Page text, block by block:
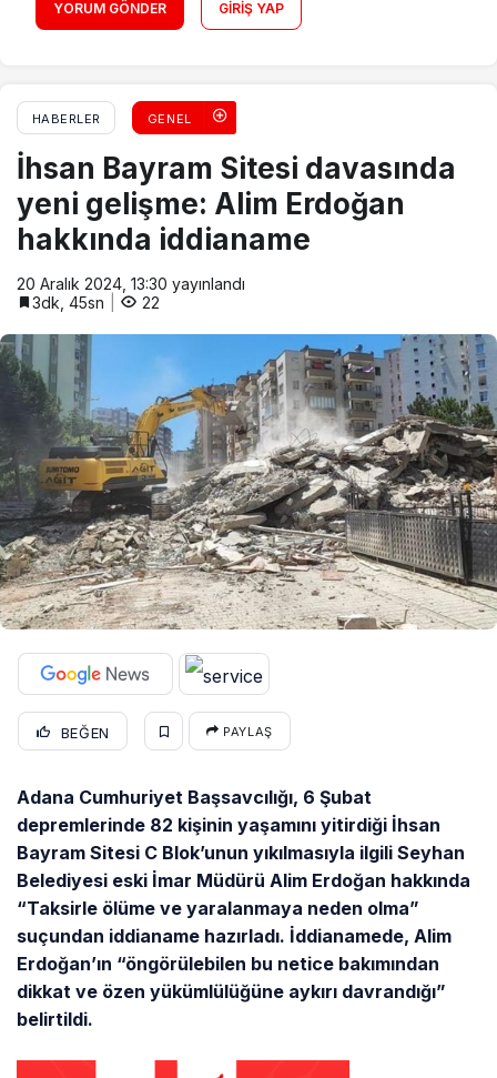
YORUM GÖNDER GIRIŞ YAP
HABERLER GENEL
İhsan Bayram Sitesi davasında
yeni gelişme: Alim Erdoğan
hakkında iddianame
20 Aralık 2024, 13:30 yayınlandı
3dk, 45sn
22
BEĞEN PAYLAŞ
Adana Cumhuriyet Başsavcılığı, 6 Şubat
depremlerinde 82 kişinin yaşamını yitirdiği İhsan
Bayram Sitesi C Blok’unun yıkılmasıyla ilgili Seyhan
Belediyesi eski İmar Müdürü Alim Erdoğan hakkında
“Taksirle ölüme ve yaralanmaya neden olma”
suçundan iddianame hazırladı. İddianamede, Alim
Erdoğan’ın “öngörülebilen bu netice bakımından
dikkat ve özen yükümlülüğüne aykırı davrandığı”
belirtildi.